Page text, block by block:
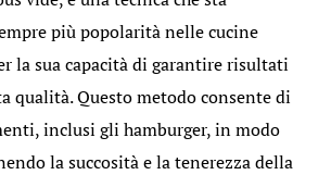
più popolarità nelle cucine
la sua capacità di garantire risultati
qualità. Questo metodo consente di
inclusi gli hamburger, in modo
la succosità e la tenerezza della